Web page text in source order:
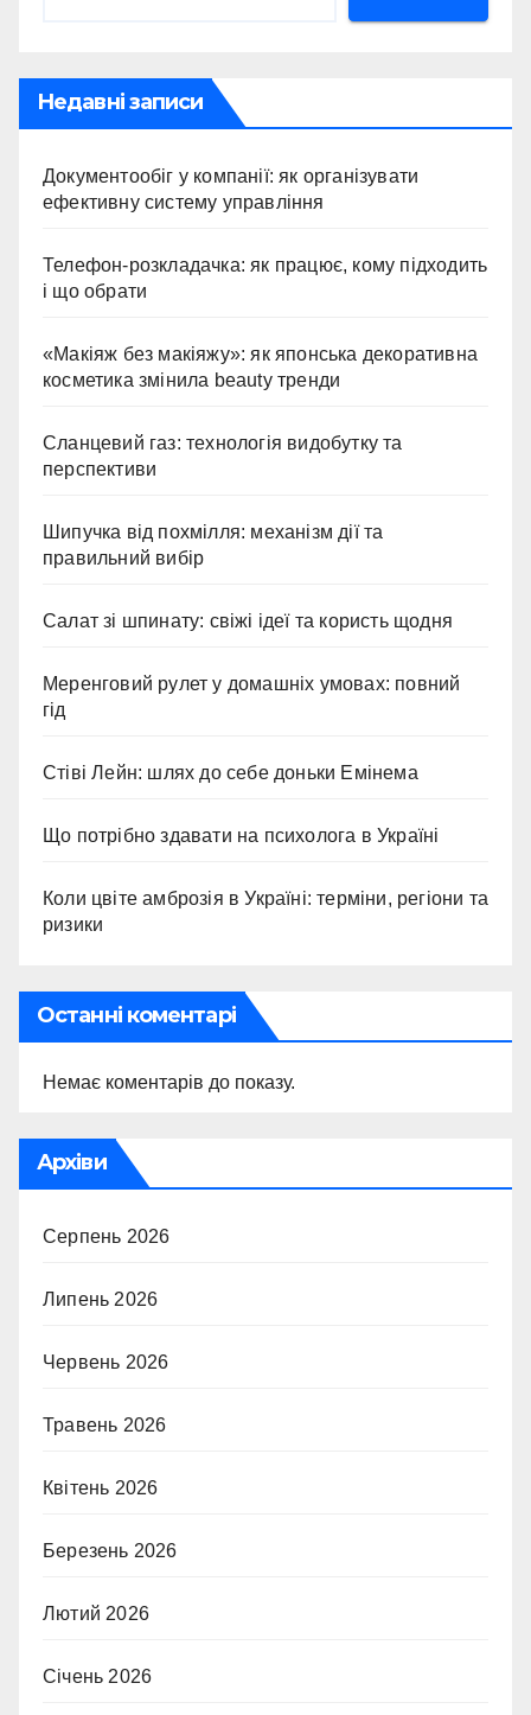
Недавні записи
Документообіг у компанії: як організувати
ефективну систему управління
Телефон-розкладачка: як працює, кому підходить
і що обрати
«Макіяж без макіяжу»: як японська декоративна
косметика змінила beauty тренди
Сланцевий газ: технологія видобутку та
перспективи
Шипучка від похмілля: механізм дії та
правильний вибір
Салат зі шпинату: свіжі ідеї та користь щодня
Меренговий рулет у домашніх умовах: повний
гід
Стіві Лейн: шлях до себе доньки Емінема
Що потрібно здавати на психолога в Україні
Коли цвіте амброзія в Україні: терміни, регіони та
ризики
Останні коментарі
Немає коментарів до показу.
Архіви
Серпень 2026
Липень 2026
Червень 2026
Травень 2026
Квітень 2026
Березень 2026
Лютий 2026
Січень 2026